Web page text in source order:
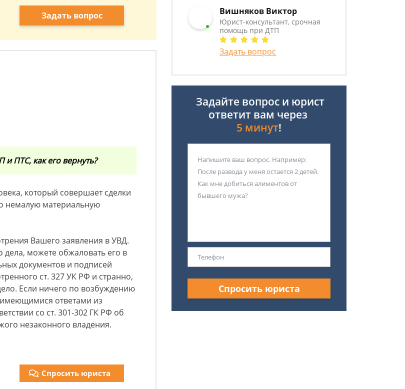
Задать вопрос
ПТС, как его вернуть?
который совершает сделки
немалую материальную
Вашего заявления в УВД.
дела, можете обжаловать его в
документов и подписей
ст. 327 УК РФ и странно,
Если ничего по возбуждению
имеющимися ответами из
со ст. 301-302 ГК РФ об
незаконного владения.
Спросить юриста
Вишняков Виктор
Юрист-консультант, срочная
помощь при ДТП
Задать вопрос
Задайте вопрос и юрист
ответит вам через
5 минут!
Спросить юриста